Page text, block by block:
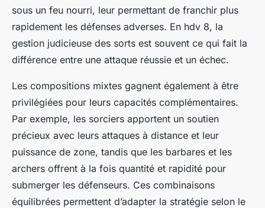
sous un feu nourri, leur permettant de franchir plus
rapidement les défenses adverses. En hdv 8, la
gestion judicieuse des sorts est souvent ce qui fait la
différence entre une attaque réussie et un échec.
Les compositions mixtes gagnent également à être
privilégiées pour leurs capacités complémentaires.
Par exemple, les sorciers apportent un soutien
précieux avec leurs attaques à distance et leur
puissance de zone, tandis que les barbares et les
archers offrent à la fois quantité et rapidité pour
submerger les défenseurs. Ces combinaisons
équilibrées permettent d’adapter la stratégie selon le